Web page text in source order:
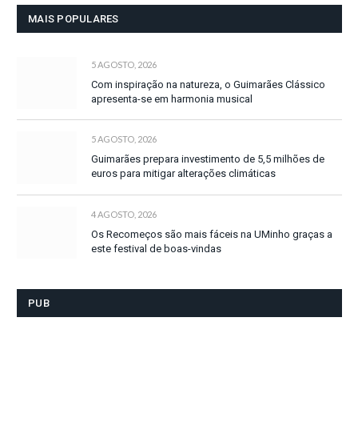
MAIS POPULARES
5 AGOSTO, 2026
Com inspiração na natureza, o Guimarães Clássico
apresenta-se em harmonia musical
5 AGOSTO, 2026
Guimarães prepara investimento de 5,5 milhões de
euros para mitigar alterações climáticas
4 AGOSTO, 2026
Os Recomeços são mais fáceis na UMinho graças a
este festival de boas-vindas
PUB